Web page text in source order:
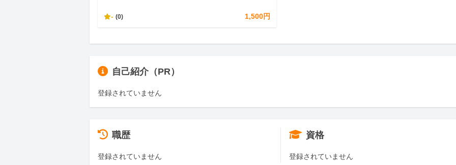
- (0) 1,500円
自己紹介（PR）
登録されていません
職歴
登録されていません
資格
登録されていません